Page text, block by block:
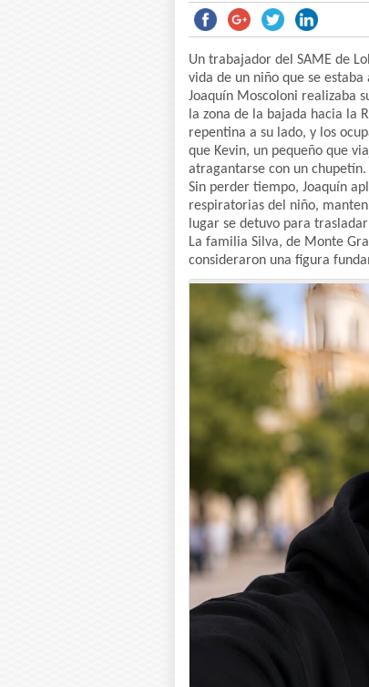
Un trabajador del SAME de
vida de un niño que se
Joaquín Moscoloni realizaba
la zona de la bajada hacia la
repentina a su lado, y los
que Kevin, un pequeño que
atragantarse con un chupetín.
Sin perder tiempo, Joaquín
respiratorias del niño,
lugar se detuvo para
La familia Silva, de Monte
consideraron una figura